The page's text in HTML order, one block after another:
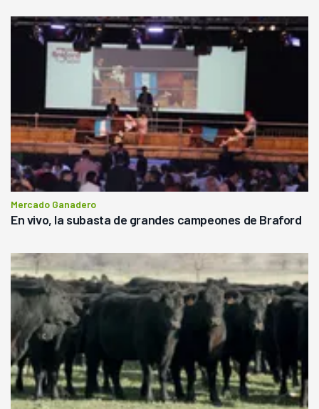
Mercado Ganadero
En vivo, la subasta de grandes campeones de Braford